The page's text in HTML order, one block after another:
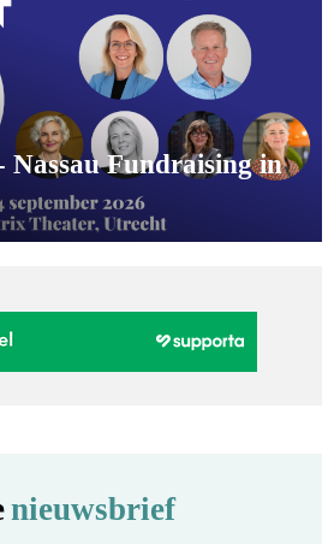
Nassau Fundraising in
nieuwsbrief